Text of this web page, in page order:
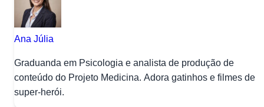
Ana Júlia
Graduanda em Psicologia e analista de produção de
conteúdo do Projeto Medicina. Adora gatinhos e filmes de
super-herói.